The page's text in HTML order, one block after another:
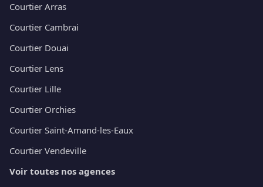
Courtier Arras
Courtier Cambrai
Courtier Douai
Courtier Lens
Courtier Lille
Courtier Orchies
Courtier Saint-Amand-les-Eaux
Courtier Vendeville
Voir toutes nos agences